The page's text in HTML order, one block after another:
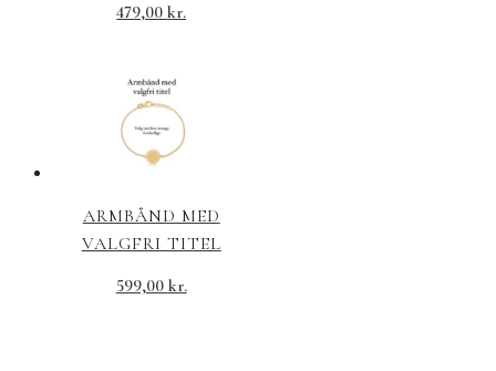
479,00kr.
ARMBÅND MED
VALGFRI TITEL
599,00 kr.